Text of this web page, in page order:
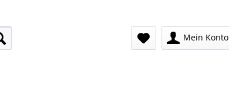
Mein Konto